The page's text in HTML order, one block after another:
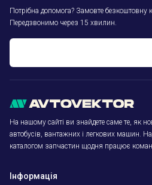
Потрібна допомога? Замовте безкоштовну
Передзвонимо через 15 хвилин.
На нашому сайті ви знайдете саме те, як
автобусів, вантажних і легкових машин.
каталогом запчастин щодня працює
Інформація